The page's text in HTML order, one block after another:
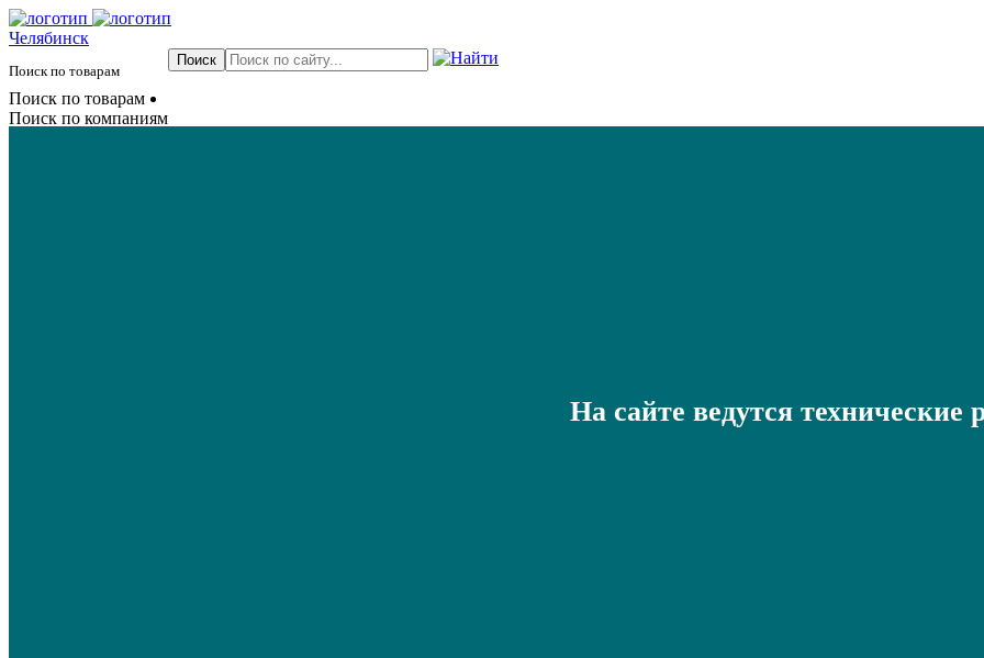
Челябинск
Поиск по товарам
Поиск по товарам
Поиск по компаниям
На сайте ведутся технические